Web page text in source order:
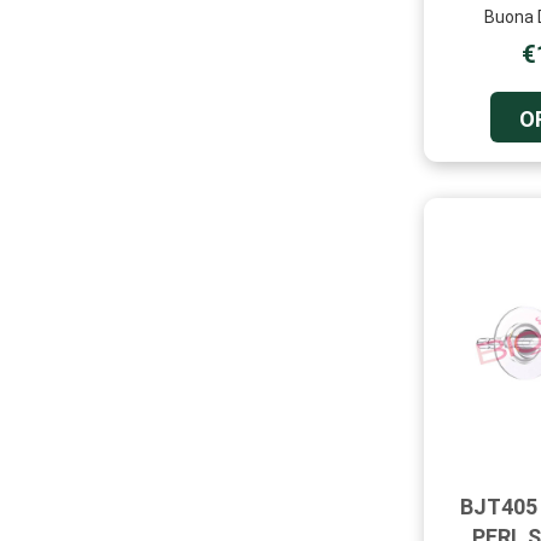
Buona
BJT405